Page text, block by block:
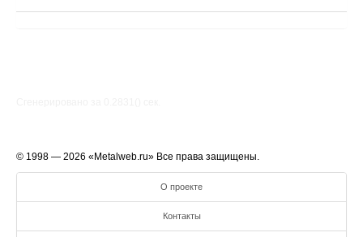
© 1998 — 2026 «Metalweb.ru» Все права защищены.
О проекте
Контакты